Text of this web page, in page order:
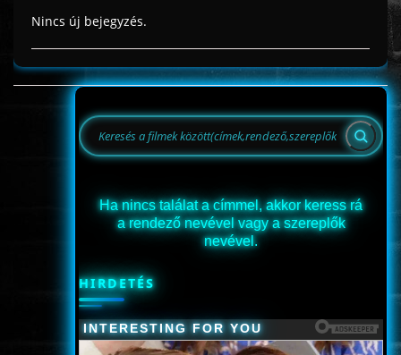
Nincs új bejegyzés.
Ha nincs találat a címmel, akkor keress rá
a rendező nevével vagy a szereplők
nevével.
HIRDETÉS